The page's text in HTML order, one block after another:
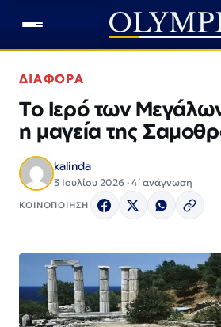
ΔΙΑΦΟΡΑ
Το Ιερό των
η μαγεία της
kalinda
3 Ιουλίου 2026 · 4΄ ανάγνωση
ΚΟΙΝΟΠΟΙΗΣΗ